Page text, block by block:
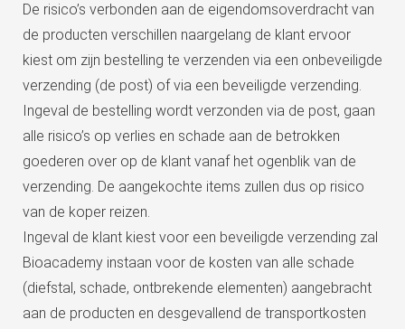
De risico’s verbonden aan de eigendomsoverdracht van
de producten verschillen naargelang de klant ervoor
kiest om zijn bestelling te verzenden via een onbeveiligde
verzending (de post) of via een beveiligde verzending.
Ingeval de bestelling wordt verzonden via de post, gaan
alle risico’s op verlies en schade aan de betrokken
goederen over op de klant vanaf het ogenblik van de
verzending. De aangekochte items zullen dus op risico
van de koper reizen.
Ingeval de klant kiest voor een beveiligde verzending zal
Bioacademy instaan voor de kosten van alle schade
(diefstal, schade, ontbrekende elementen) aangebracht
aan de producten en desgevallend de transportkosten